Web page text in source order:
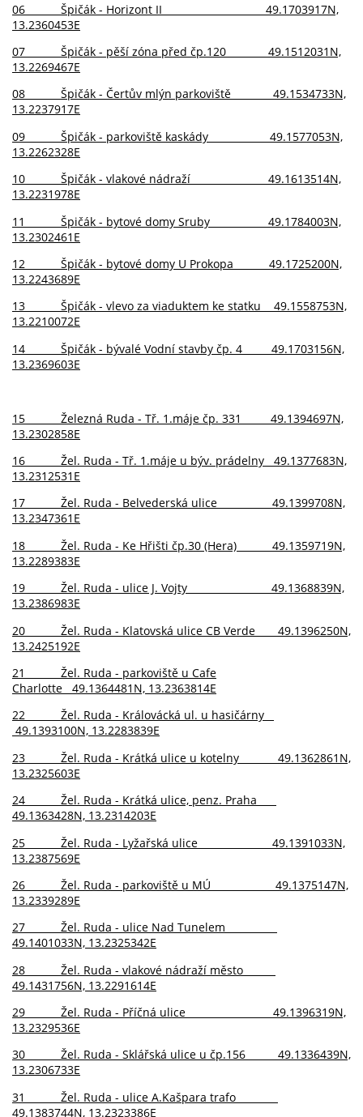
06 Špičák - Horizont II 49.1703917N,
13.2360453E
07 Špičák - pěší zóna před čp.120 49.1512031N,
13.2269467E
08 Špičák - Čertův mlýn parkoviště 49.1534733N,
13.2237917E
09 Špičák - parkoviště kaskády 49.1577053N,
13.2262328E
10 Špičák - vlakové nádraží 49.1613514N,
13.2231978E
11 Špičák - bytové domy Sruby 49.1784003N,
13.2302461E
12 Špičák - bytové domy U Prokopa 49.1725200N,
13.2243689E
13 Špičák - vlevo za viaduktem ke statku 49.1558753N,
13.2210072E
14 Špičák - bývalé Vodní stavby čp. 4 49.1703156N,
13.2369603E
15 Železná Ruda - Tř. 1.máje čp. 331 49.1394697N,
13.2302858E
16 Žel. Ruda - Tř. 1.máje u býv. prádelny 49.1377683N,
13.2312531E
17 Žel. Ruda - Belvederská ulice 49.1399708N,
13.2347361E
18 Žel. Ruda - Ke Hřišti čp.30 (Hera) 49.1359719N,
13.2289383E
19 Žel. Ruda - ulice J. Vojty 49.1368839N,
13.2386983E
20 Žel. Ruda - Klatovská ulice CB Verde 49.1396250N,
13.2425192E
21 Žel. Ruda - parkoviště u Cafe
Charlotte 49.1364481N, 13.2363814E
22 Žel. Ruda - Královácká ul. u hasičárny
49.1393100N, 13.2283839E
23 Žel. Ruda - Krátká ulice u kotelny 49.1362861N,
13.2325603E
24 Žel. Ruda - Krátká ulice, penz. Praha
49.1363428N, 13.2314203E
25 Žel. Ruda - Lyžařská ulice 49.1391033N,
13.2387569E
26 Žel. Ruda - parkoviště u MÚ 49.1375147N,
13.2339289E
27 Žel. Ruda - ulice Nad Tunelem
49.1401033N, 13.2325342E
28 Žel. Ruda - vlakové nádraží město
49.1431756N, 13.2291614E
29 Žel. Ruda - Příčná ulice 49.1396319N,
13.2329536E
30 Žel. Ruda - Sklářská ulice u čp.156 49.1336439N,
13.2306733E
31 Žel. Ruda - ulice A.Kašpara trafo
49.1383744N, 13.2323386E